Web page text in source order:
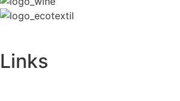
Links